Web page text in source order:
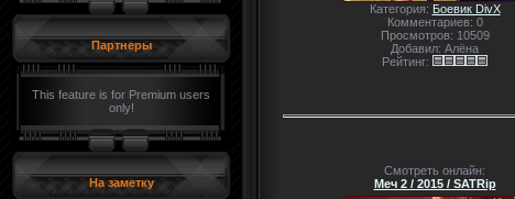
Партнеры
This feature is for Premium users
only!
На заметку
Категория: Боевик DivX
Комментариев: 0
Просмотров: 10509
Добавил: Алёна
Рейтинг:
Смотреть онлайн:
Меч 2 / 2015 / SATRip